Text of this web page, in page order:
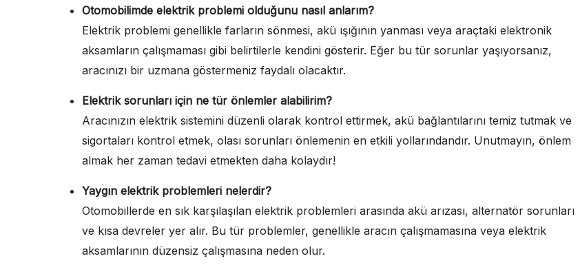
Otomobilimde elektrik problemi olduğunu nasıl anlarım?
Elektrik problemi genellikle farların sönmesi, akü ışığının yanması veya araçtaki elektronik
aksamların çalışmaması gibi belirtilerle kendini gösterir. Eğer bu tür sorunlar yaşıyorsanız,
aracınızı bir uzmana göstermeniz faydalı olacaktır.
Elektrik sorunları için ne tür önlemler alabilirim?
Aracınızın elektrik sistemini düzenli olarak kontrol ettirmek, akü bağlantılarını temiz tutmak ve
sigortaları kontrol etmek, olası sorunları önlemenin en etkili yollarındandır. Unutmayın, önlem
almak her zaman tedavi etmekten daha kolaydır!
Yaygın elektrik problemleri nelerdir?
Otomobillerde en sık karşılaşılan elektrik problemleri arasında akü arızası, alternatör sorunları
ve kısa devreler yer alır. Bu tür problemler, genellikle aracın çalışmamasına veya elektrik
aksamlarının düzensiz çalışmasına neden olur.